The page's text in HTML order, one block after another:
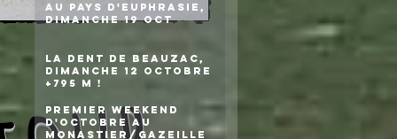
Au pays d'Euphrasie,
dimanche 19 oct
La Dent de Beauzac,
dimanche 12 octobre
+795 m !
Premier weekend
d'octobre au
Monastier/Gazeille